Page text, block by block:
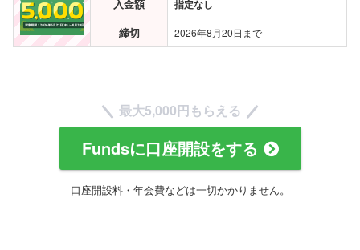
入金額 指定なし
締切 2026年8月20日まで
最大5,000円もらえる
Fundsに口座開設をする
口座開設料・年会費などは一切かかりません。